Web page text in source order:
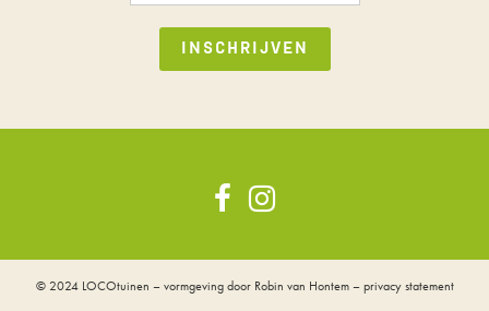
© 2024 LOCOtuinen – vormgeving door Robin van Hontem–privacy statement